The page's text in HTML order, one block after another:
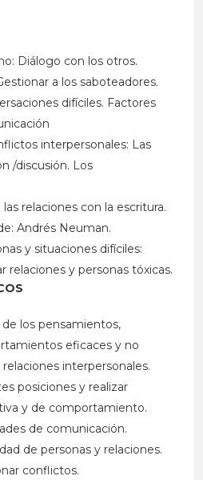
Diálogo con los otros.
a los saboteadores.
difíciles. Factores
interpersonales: Las
/discusión. Los
relaciones con la escritura.
Andrés Neuman.
y situaciones difíciles:
relaciones y personas tóxicas.
los pensamientos,
eficaces y no
interpersonales.
posiciones y realizar
y de comportamiento.
de comunicación.
de personas y relaciones.
conflictos.